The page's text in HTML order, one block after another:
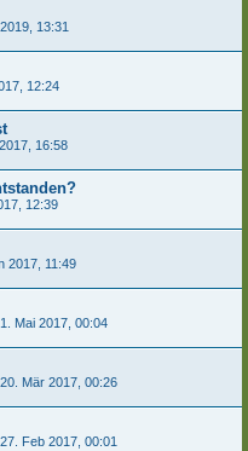
13:31
12:24
16:58
12:39
2017, 11:49
Mai 2017, 00:04
Mär 2017, 00:26
Feb 2017, 00:01